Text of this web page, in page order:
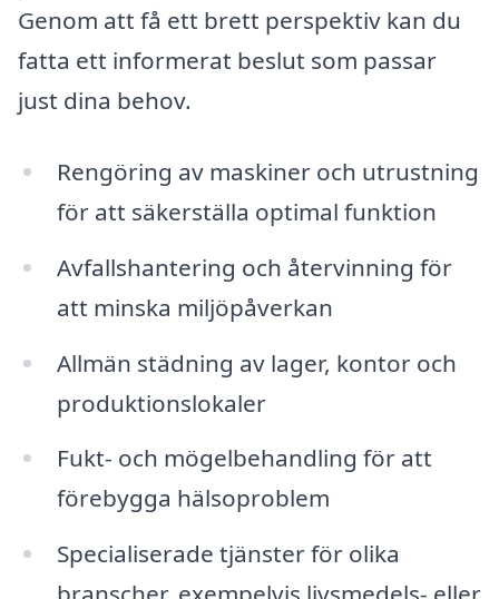
Genom att få ett brett perspektiv kan du
fatta ett informerat beslut som passar
just dina behov.
Rengöring av maskiner och utrustning
för att säkerställa optimal funktion
Avfallshantering och återvinning för
att minska miljöpåverkan
Allmän städning av lager, kontor och
produktionslokaler
Fukt- och mögelbehandling för att
förebygga hälsoproblem
Specialiserade tjänster för olika